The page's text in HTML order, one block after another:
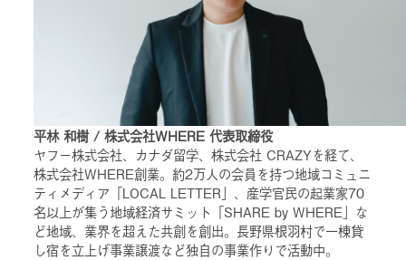
平林 和樹 / 株式会社WHERE 代表取締役
ヤフー株式会社、カナダ留学、株式会社 CRAZYを経て、
株式会社WHERE創業。約2万人の会員を持つ地域コミュニ
ティメディア「LOCAL LETTER」、産学官民の起業家70
名以上が集う地域経済サミット「SHARE by WHERE」な
ど地域、業界を超えた共創を創出。長野県根羽村で一棟貸
し宿を立上げ事業譲渡など独自の事業作りで活動中。